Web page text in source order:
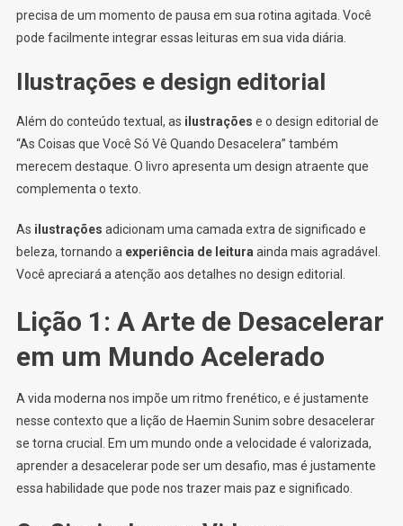
precisa de um momento de pausa em sua rotina agitada. Você
pode facilmente integrar essas leituras em sua vida diária.
Ilustrações e design editorial
Além do conteúdo textual, as ilustrações e o design editorial de
“As Coisas que Você Só Vê Quando Desacelera” também
merecem destaque. O livro apresenta um design atraente que
complementa o texto.
As ilustrações adicionam uma camada extra de significado e
beleza, tornando a experiência de leitura ainda mais agradável.
Você apreciará a atenção aos detalhes no design editorial.
Lição 1: A Arte de Desacelerar
em um Mundo Acelerado
A vida moderna nos impõe um ritmo frenético, e é justamente
nesse contexto que a lição de Haemin Sunim sobre desacelerar
se torna crucial. Em um mundo onde a velocidade é valorizada,
aprender a desacelerar pode ser um desafio, mas é justamente
essa habilidade que pode nos trazer mais paz e significado.